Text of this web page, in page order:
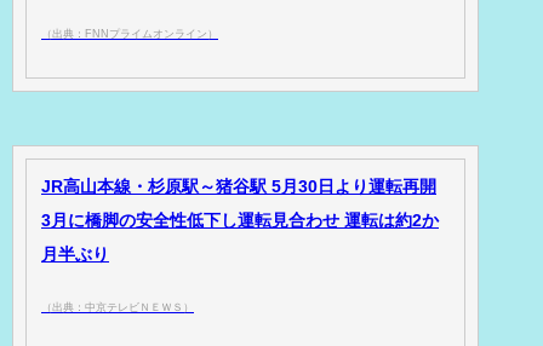
（出典：FNNプライムオンライン）
JR高山本線・杉原駅～猪谷駅 5月30日より運転再開
3月に橋脚の安全性低下し運転見合わせ 運転は約2か
月半ぶり
（出典：中京テレビＮＥＷＳ）